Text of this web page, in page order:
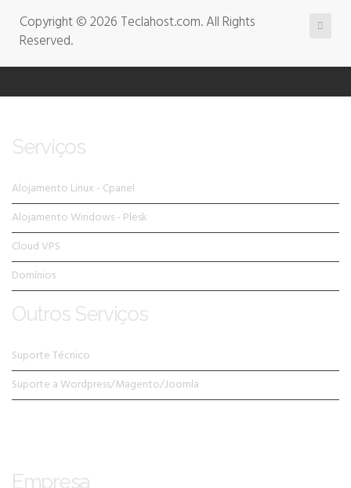
Copyright © 2026 Teclahost.com. All Rights
Reserved.
Serviços
Alojamento Linux - Cpanel
Alojamento Windows - Plesk
Cloud VPS
Domínios
Outros Serviços
Suporte Técnico
Suporte a Wordpress/Magento/Joomla
Empresa